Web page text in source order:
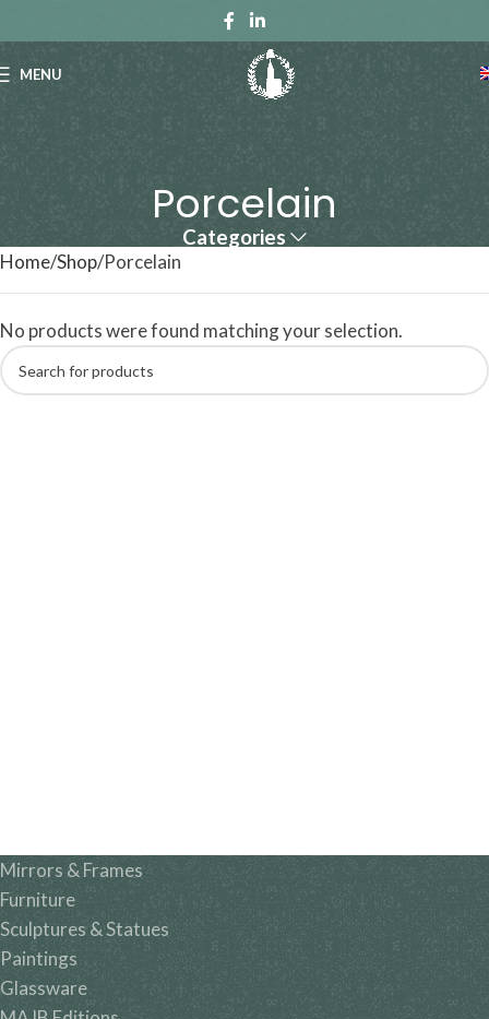
MENU
Porcelain
Categories
Home Shop Porcelain
No products were found matching your selection.
Mirrors & Frames
Furniture
Sculptures & Statues
Paintings
Glassware